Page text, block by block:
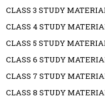
CLASS 3 STUDY
CLASS 4 STUDY
CLASS 5 STUDY
CLASS 6 STUDY
CLASS 7 STUDY
CLASS 8 STUDY